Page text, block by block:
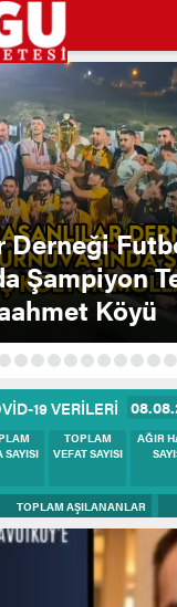
Derneği
Şampiyon
Köyü
19 VERİLERİ
SAYISI
BUGÜNKÜ
HASTA SAYISI
VEFAT
TOPLAM AŞILANANLAR